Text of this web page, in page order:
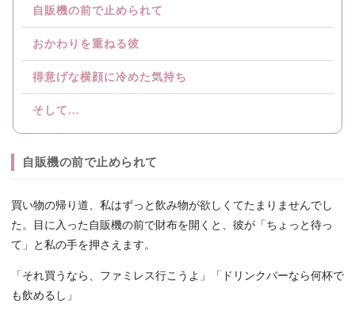
自販機の前で止められて
おかわりを重ねる彼
得意げな横顔に冷めた気持ち
そして...
自販機の前で止められて
買い物の帰り道、私はずっと飲み物が欲しくてたまりませんでし
た。目に入った自販機の前で財布を開くと、彼が「ちょっと待っ
て」と私の手を押さえます。
「それ買うなら、ファミレス行こうよ」「ドリンクバーなら何杯で
も飲めるし」